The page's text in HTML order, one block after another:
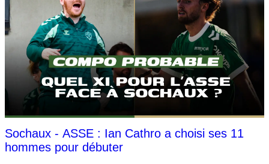
Sochaux - ASSE : Ian Cathro a choisi ses 11
hommes pour débuter